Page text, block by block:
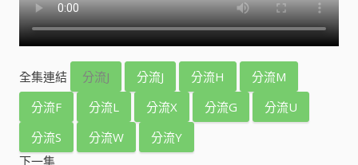
全集連結 分流J 分流J 分流H
分流M
分流F
分流L 分流X 分流G
分流U
分流S
分流W
分流Y
下一集